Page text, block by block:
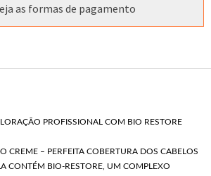
as formas de pagamento
PROFISSIONAL COM BIO RESTORE
CREME – PERFEITA COBERTURA DOS CABELOS
CONTÉM BIO-RESTORE, UM COMPLEXO